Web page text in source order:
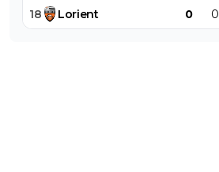
18 Lorient 0 0